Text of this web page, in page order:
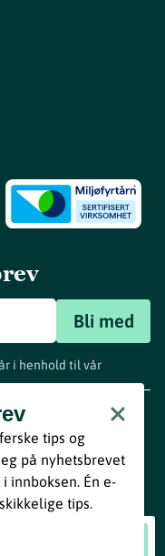
Bli med
i henhold til vår
tips og
på nyhetsbrevet
innboksen. Én e-
tips.